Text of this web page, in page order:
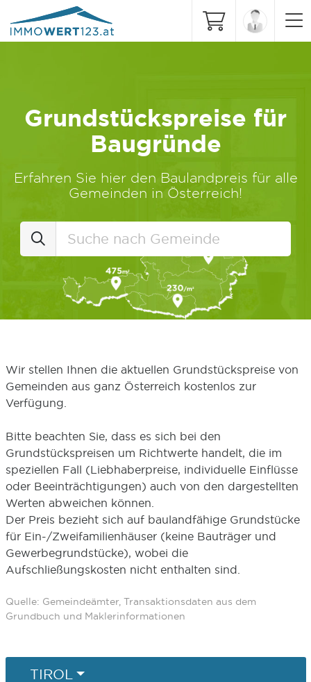
Grundstückspreise für
Baugründe
Erfahren Sie hier den Baulandpreis für alle
Gemeinden in Österreich!
Wir stellen Ihnen die aktuellen Grundstückspreise von
Gemeinden aus ganz Österreich kostenlos zur
Verfügung.
Bitte beachten Sie, dass es sich bei den
Grundstückspreisen um Richtwerte handelt, die im
speziellen Fall (Liebhaberpreise, individuelle Einflüsse
oder Beeinträchtigungen) auch von den dargestellten
Werten abweichen können.
Der Preis bezieht sich auf baulandfähige Grundstücke
für Ein-/Zweifamilienhäuser (keine Bauträger und
Gewerbegrundstücke), wobei die
Aufschließungskosten nicht enthalten sind.
Quelle: Gemeindeämter, Transaktionsdaten aus dem
Grundbuch und Maklerinformationen
TIROL